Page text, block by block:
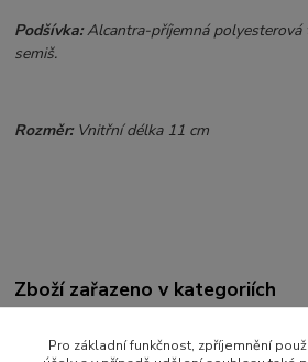
Podšívka:Alcantra-příjemná polyesterová
semiš.
Rozměr: Vnitřní délka 11 cm
Zboží zařazeno v kategoriích
Pro základní funkčnost, zpříjemnění